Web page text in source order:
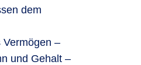
dem
–
und Gehalt –